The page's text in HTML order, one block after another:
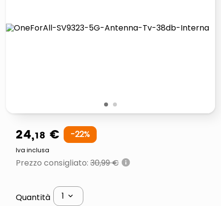
1 2
24,18 € -22%
Iva inclusa
Prezzo consigliato: 30,99 €
Quantità 1